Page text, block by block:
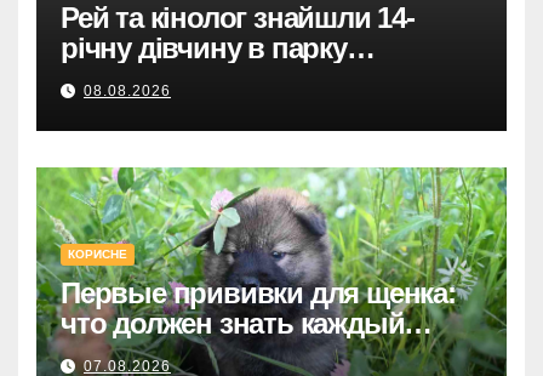
Рей та кінолог знайшли 14-
річну дівчину в парку
Святошинського району.
08.08.2026
КОРИСНЕ
Первые прививки для щенка:
что должен знать каждый
хозяин
07.08.2026